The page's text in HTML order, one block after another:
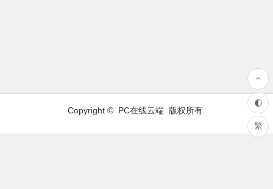
Copyright © PC在线云端 版权所有.
繁